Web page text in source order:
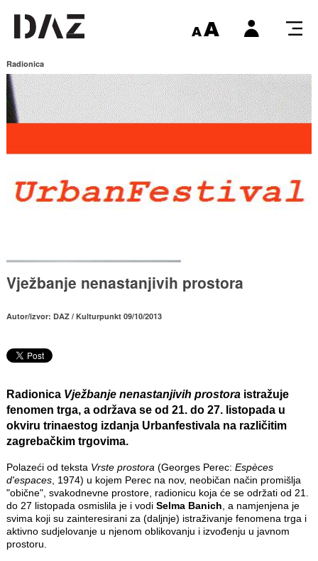
Radionica
Vježbanje nenastanjivih prostora
Autor/izvor: DAZ / Kulturpunkt 09/10/2013
Radionica Vježbanje nenastanjivih prostoraistražuje
fenomen trga, a održava se od 21. do 27. listopadau
okviru trinaestog izdanja Urbanfestivala na različitim
zagrebačkim trgovima.
Polazeći od teksta Vrste prostora (Georges Perec: Espèces
d'espaces, 1974) u kojem Perec na nov, neobičan način promišlja
"obične", svakodnevne prostore, radionicu koja će se održati od 21.
do 27 listopada osmislila je i vodi Selma Banich , a namjenjena je
svima koji su zainteresirani za (daljnje) istraživanje fenomena trga i
aktivno sudjelovanje u njenom oblikovanju i izvođenju u javnom
prostoru.